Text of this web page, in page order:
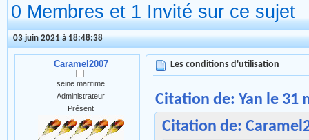
0 Membres et 1 Invité sur ce sujet
03 juin 2021 à 18:48:38
Caramel2007
seine maritime
Administrateur
Présent
Les conditions d'utilisation
Citation de: Yan le 31
Citation de: